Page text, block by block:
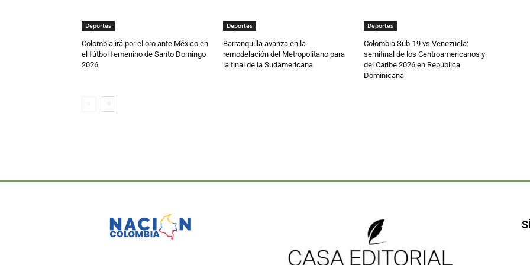
Deportes
Colombia irá por el oro ante México en
el fútbol femenino de Santo Domingo
2026
Deportes
Barranquilla avanza en la
remodelación del Metropolitano para
la final de la Sudamericana
Deportes
Colombia Sub-19 vs Venezuela:
semifinal de los Centroamericanos y
del Caribe 2026 en República
Dominicana